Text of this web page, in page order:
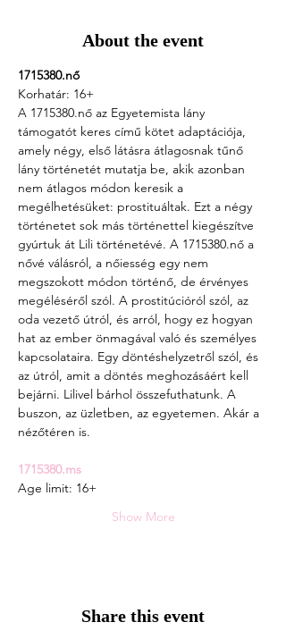
About the event
1715380.nő
Korhatár: 16+
A 1715380.nő az Egyetemista lány
támogatót keres című kötet adaptációja,
amely négy, első látásra átlagosnak tűnő
lány történetét mutatja be, akik azonban
nem átlagos módon keresik a
megélhetésüket: prostituáltak. Ezt a négy
történetet sok más történettel kiegészítve
gyúrtuk át Lili történetévé. A 1715380.nő a
nővé válásról, a nőiesség egy nem
megszokott módon történő, de érvényes
megéléséről szól. A prostitúcióról szól, az
oda vezető útról, és arról, hogy ez hogyan
hat az ember önmagával való és személyes
kapcsolataira. Egy döntéshelyzetről szól, és
az útról, amit a döntés meghozásáért kell
bejárni. Lilivel bárhol összefuthatunk. A
buszon, az üzletben, az egyetemen. Akár a
nézőtéren is.
1715380.ms
Age limit: 16+
Show More
Share this event